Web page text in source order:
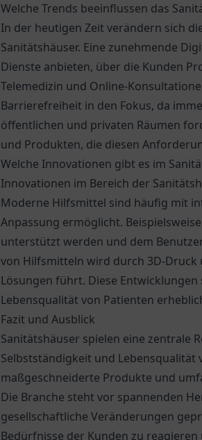
Welche Trends beeinflussen das
In der heutigen Zeit verändern sich
Sanitätshäuser. Eine zunehmende
Dienste anbieten, über die Kunden
Telemedizin und Online-
Barrierefreiheit in den Fokus, da
öffentlichen und privaten Räumen
und Produkten, die diesen
Welche Innovationen gibt es im
Innovationen im Bereich der
Moderne Hilfsmittel sind häufig mit
Anpassung ermöglicht.
unterstützt werden und dem
von Hilfsmitteln wird durch 3D-Druck
Lösungen führt. Diese
Lebensqualität von Patienten
Fazit und Ausblick
Sanitätshäuser spielen eine zentrale
Selbstständigkeit und
maßgeschneiderte Produkte und
Die Branche steht vor spannenden
gesellschaftliche Veränderungen
Bedürfnisse der Kunden zu